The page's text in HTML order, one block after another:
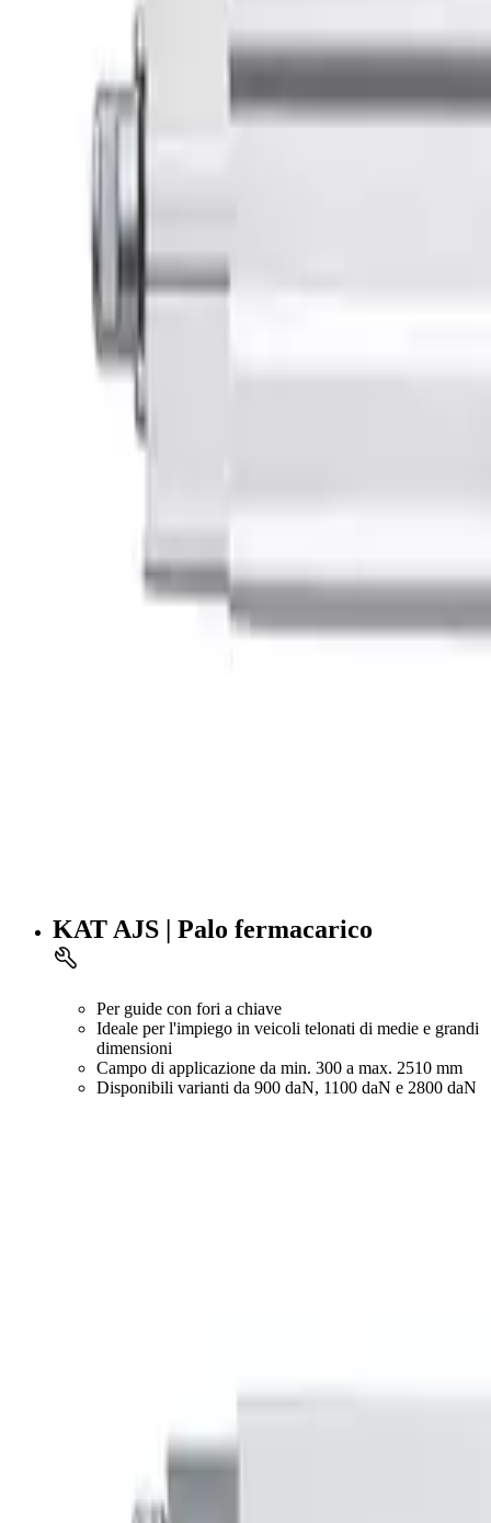
KAT AJS | Palo fermacarico
Per guide con fori a chiave
Ideale per l'impiego in veicoli telonati di medie e grandi
dimensioni
Campo di applicazione da min. 300 a max. 2510 mm
Disponibili varianti da 900 daN, 1100 daN e 2800 daN